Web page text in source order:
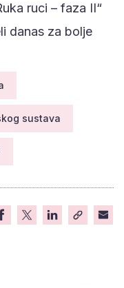
ruci – faza II“
danas za bolje
sustava